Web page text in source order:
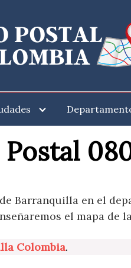
Barranquilla en el
el mapa de
Colombia.